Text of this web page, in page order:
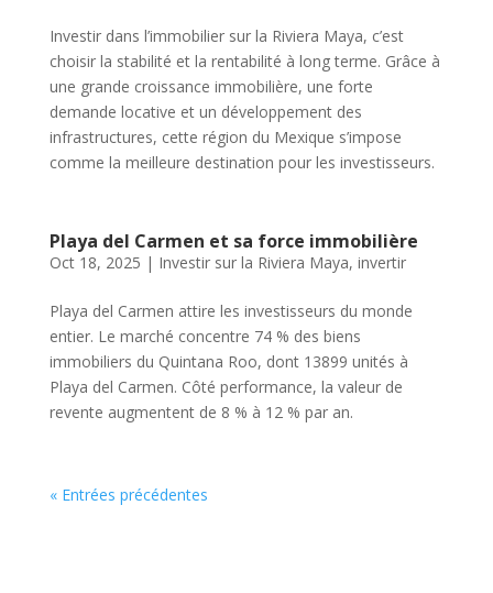
Investir dans l’immobilier sur la Riviera Maya, c’est
choisir la stabilité et la rentabilité à long terme. Grâce à
une grande croissance immobilière, une forte
demande locative et un développement des
infrastructures, cette région du Mexique s’impose
comme la meilleure destination pour les investisseurs.
Playa del Carmen et sa force immobilière
Oct 18, 2025 | Investir sur la Riviera Maya, invertir
Playa del Carmen attire les investisseurs du monde
entier. Le marché concentre 74 % des biens
immobiliers du Quintana Roo, dont 13899 unités à
Playa del Carmen. Côté performance, la valeur de
revente augmentent de 8 % à 12 % par an.
« Entrées précédentes